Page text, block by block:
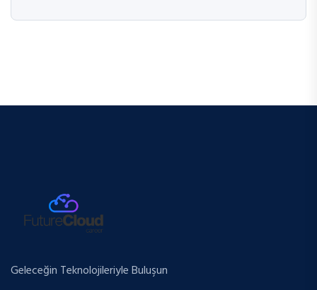
Geleceğin Teknolojileriyle Buluşun